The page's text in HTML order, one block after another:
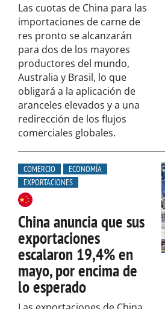
Las cuotas de China para las
importaciones de carne de
res pronto se alcanzarán
para dos de los mayores
productores del mundo,
Australia y Brasil, lo que
obligará a la aplicación de
aranceles elevados y a una
redirección de los flujos
comerciales globales.
COMERCIO
ECONOMÍA
EXPORTACIONES
China anuncia que sus
exportaciones
escalaron 19,4% en
mayo, por encima de
lo esperado